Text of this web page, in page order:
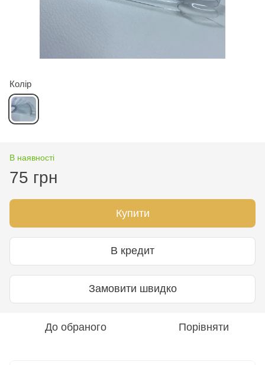
Колір
В наявності
75 грн
Купити
В кредит
Замовити швидко
До обраного Порівняти